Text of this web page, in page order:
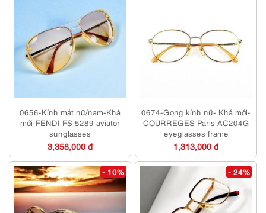
0656-Kính mát nữ/nam-Khá
mới-FENDI FS 5289 aviator
sunglasses
3,358,000 đ
0674-Gọng kính nữ- Khá mới-
COURREGES Paris AC204G
eyeglasses frame
1,313,000 đ
- 10% - 24%